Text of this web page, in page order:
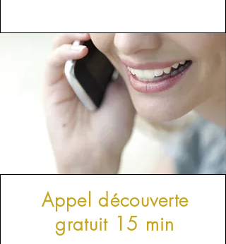
Appel découverte
gratuit 15 min